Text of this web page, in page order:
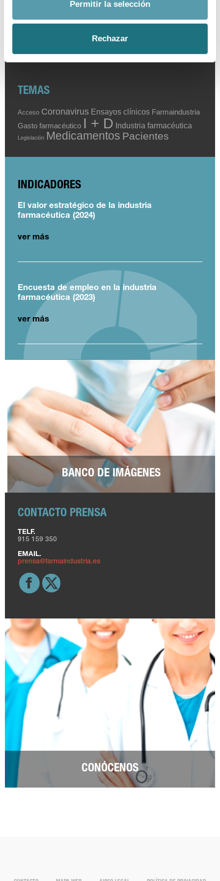
Permitir la selección
Rechazar
TEMAS
Acceso Coronavirus Ensayos clínicos Farmaindustria
Gasto farmacéutico I + D Industria farmacéutica
Legislación Medicamentos Pacientes
INDICADORES
El valor estratégico de la industria
farmacéutica (2024)
ver más
Encuesta de empleo en la industria
farmacéutica (2023)
ver más
BANCO DE IMÁGENES
CONTACTO PRENSA
TELF.
915 159 350
EMAIL.
prensa@farmaindustria.es
CONÓCENOS